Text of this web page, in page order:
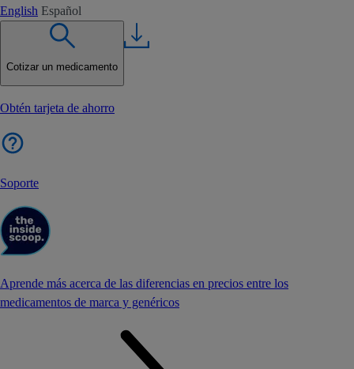
English Español
Cotizar un medicamento
Obtén tarjeta de ahorro
Soporte
Aprende más acerca de las diferencias en precios entre los
medicamentos de marca y genéricos